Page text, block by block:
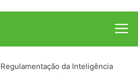
Regulamentação da Inteligência